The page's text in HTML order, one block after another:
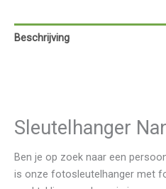
Beschrijving
Sleutelhanger
Ben je op zoek naar een
is onze fotosleutelhanger met